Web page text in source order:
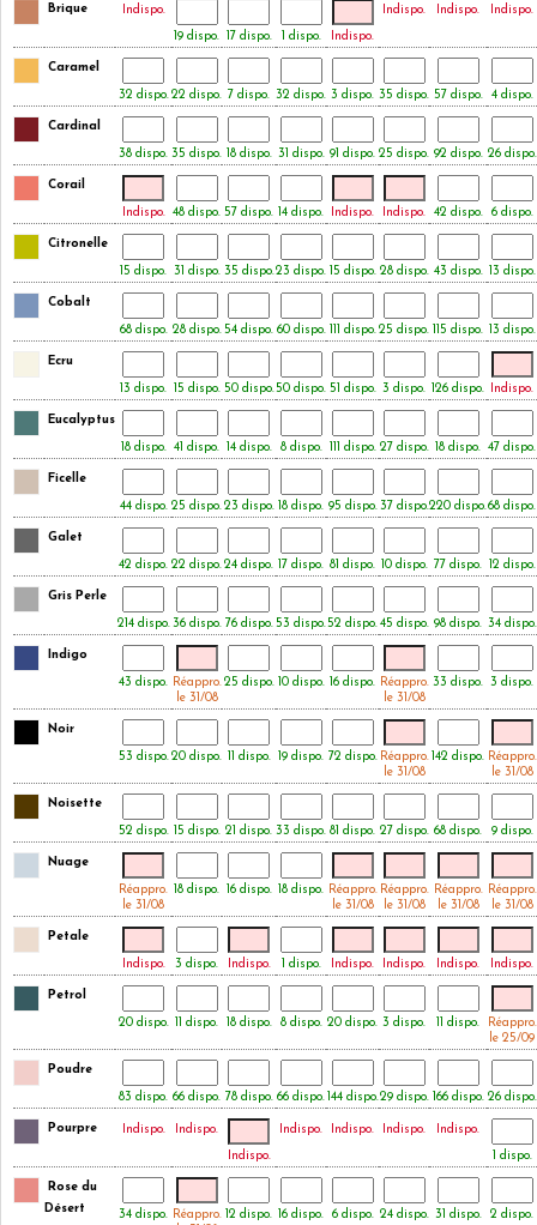
Brique
Indispo.
19 dispo.
17 dispo. 1 dispo. Indispo.
Indispo. Indispo. Indispo.
Caramel
32 dispo. 22 dispo. 7 dispo. 32 dispo. 3 dispo. 35 dispo. 57 dispo. 4 dispo.
Cardinal
38 dispo. 35 dispo. 18 dispo. 31 dispo. 91 dispo. 25 dispo. 92 dispo. 26 dispo.
Corail
Indispo. 48 dispo. 57 dispo. 14 dispo. Indispo. Indispo. 42 dispo. 6 dispo.
Citronelle
15 dispo. 31 dispo. 35 dispo.23 dispo. 15 dispo. 28 dispo. 43 dispo. 13 dispo.
Cobalt
68 dispo. 28 dispo. 54 dispo. 60 dispo. 111 dispo. 25 dispo. 115 dispo. 13 dispo.
Ecru
13 dispo. 15 dispo. 50 dispo.50 dispo. 51 dispo. 3 dispo. 126 dispo. Indispo.
Eucalyptus
18 dispo. 41 dispo. 14 dispo. 8 dispo. 111 dispo. 27 dispo. 18 dispo. 47 dispo.
Ficelle
44 dispo. 25 dispo.23 dispo. 18 dispo. 95 dispo. 37 dispo.220 dispo.68 dispo.
Galet
42 dispo. 22 dispo.24 dispo. 17 dispo. 81 dispo. 10 dispo. 77 dispo. 12 dispo.
Gris Perle
214 dispo. 36 dispo. 76 dispo. 53 dispo.52 dispo.45 dispo. 98 dispo. 34 dispo.
Indigo
43 dispo. Réappro.
le 31/08
25 dispo. 10 dispo. 16 dispo. Réappro.
le 31/08
33 dispo. 3 dispo.
Noir
53 dispo. 20 dispo. 11 dispo. 19 dispo. 72 dispo. Réappro.
le 31/08
142 dispo. Réappro.
le 31/08
Noisette
52 dispo. 15 dispo. 21 dispo. 33 dispo. 81 dispo. 27 dispo. 68 dispo. 9 dispo.
Nuage
Réappro.
le 31/08
18 dispo. 16 dispo. 18 dispo. Réappro.
le 31/08
Réappro.
le 31/08
Réappro.
le 31/08
Réappro.
le 31/08
Petale
Indispo. 3 dispo. Indispo. 1 dispo. Indispo. Indispo. Indispo. Indispo.
Petrol
20 dispo. 11 dispo. 18 dispo. 8 dispo. 20 dispo. 3 dispo. 11 dispo.
Réappro.
le 25/09
Poudre
83 dispo. 66 dispo. 78 dispo. 66 dispo. 144 dispo.29 dispo. 166 dispo. 26 dispo.
Pourpre Indispo.
Indispo.
Indispo.
Indispo. Indispo. Indispo.
Indispo.
1 dispo.
Rose du
Désert
34 dispo. Réappro. 12 dispo. 16 dispo. 6 dispo. 24 dispo. 31 dispo. 2 dispo.